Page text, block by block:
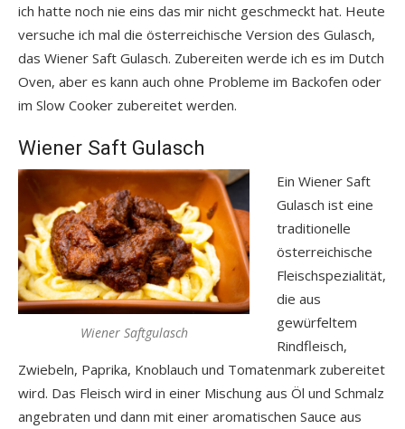
ich hatte noch nie eins das mir nicht geschmeckt hat. Heute
versuche ich mal die österreichische Version des Gulasch,
das Wiener Saft Gulasch. Zubereiten werde ich es im Dutch
Oven, aber es kann auch ohne Probleme im Backofen oder
im Slow Cooker zubereitet werden.
Wiener Saft Gulasch
Wiener Saftgulasch
Ein Wiener Saft
Gulasch ist eine
traditionelle
österreichische
Fleischspezialität,
die aus
gewürfeltem
Rindfleisch,
Zwiebeln, Paprika, Knoblauch und Tomatenmark zubereitet
wird. Das Fleisch wird in einer Mischung aus Öl und Schmalz
angebraten und dann mit einer aromatischen Sauce aus